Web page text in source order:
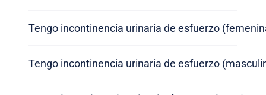
Tengo incontinencia urinaria de esfuerzo
Tengo incontinencia urinaria de esfuerzo